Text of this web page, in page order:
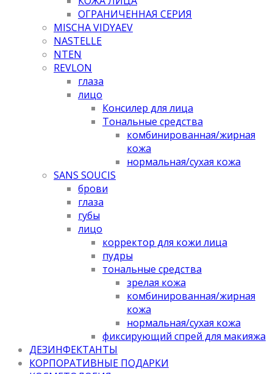
ОГРАНИЧЕННАЯ СЕРИЯ
MISCHA VIDYAEV
NASTELLE
NTEN
REVLON
глаза
лицо
Консилер для лица
Тональные средства
комбинированная/жирная
кожа
нормальная/cухая кожа
SANS SOUCIS
брови
глаза
губы
лицо
корректор для кожи лица
пудры
тональные средства
зрелая кожа
комбинированная/жирная
кожа
нормальная/cухая кожа
фиксирующий спрей для макияжа
ДЕЗИНФЕКТАНТЫ
КОРПОРАТИВНЫЕ ПОДАРКИ